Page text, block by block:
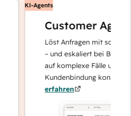
KI-Agents
Customer Agent
Löst Anfragen mit schnellen,
– und eskaliert bei Bedarf,
auf komplexe Fälle und den
Kundenbindung
erfahren